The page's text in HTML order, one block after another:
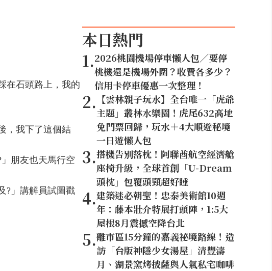
在石頭路上，我的
，我下了這個結
朋友也天馬行空
?」講解員試圖戳
本日熱門
1.2026桃園機場停車懶人包／要停
桃機還是機場外圍？收費各多少？
信用卡停車優惠一次整理！
2. 【雲林親子玩水】全台唯一「虎爺
主題」叢林水樂園！虎尾632高地
免門票回歸，玩水＋4大順遊秘境
一日遊懶人包
3.搭機告別落枕！阿聯酋航空經濟艙
座椅升級，全球首創「U-Dream
頭枕」包覆頭頸超好睡
4.建築迷必朝聖！忠泰美術館10週
年：藤本壯介特展打頭陣，1:5大
屋根8月震撼空降台北
5.離市區15分鐘的嘉義祕境路線！造
訪「台版神隱少女湯屋」清豐濤
月、湖景窯烤披薩與人氣私宅咖啡